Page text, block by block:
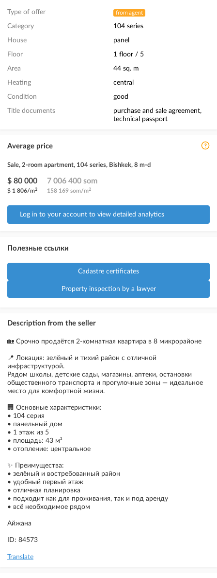
Type of offer from agent
Category 104 series
House panel
Floor 1 floor / 5
Area 44 sq. m
Heating central
Condition good
Title documents
purchase and sale agreement,
technical passport
Average price
Sale, 2-room apartment, 104 series, Bishkek, 8 m-d
$ 80 000
$ 1 806/m2
7 006 400 som
158 169 som/m2
Log in to your account to view detailed analytics
Полезные ссылки
Cadastre certificates
Property inspection by a lawyer
Description from the seller
🏡 Срочно продаётся 2-комнатная квартира в 8 микрорайоне
📍 Локация: зелёный и тихий район с отличной
инфраструктурой.
Рядом школы, детские сады, магазины, аптеки, остановки
общественного транспорта и прогулочные зоны — идеальное
место для комфортной жизни.
🏢 Основные характеристики:
• 104 серия
• панельный дом
• 1 этаж из 5
• площадь: 43 м²
• отопление: центральное
✨ Преимущества:
• зелёный и востребованный район
• удобный первый этаж
• отличная планировка
• подходит как для проживания, так и под аренду
• всё необходимое рядом
Айжана
ID: 84573
Translate